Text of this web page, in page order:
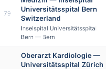
79
Universitätsspital Bern
Switzerland
Inselspital Universitätsspital
Bern — Bern
Oberarzt Kardiologie —
Universitätsspital Zürich